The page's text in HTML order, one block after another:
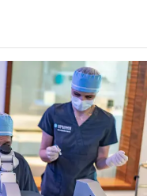
explica cómo
la estrategia
Dr. Benjamin, y
a reducir o
diarias para el